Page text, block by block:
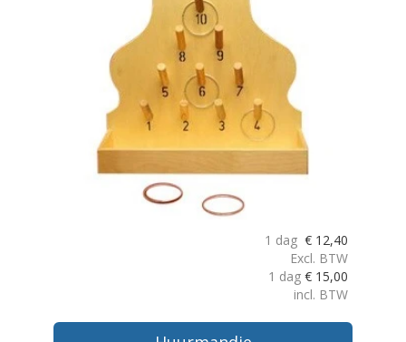
1 dag € 12,40
Excl. BTW
1 dag € 15,00
incl. BTW